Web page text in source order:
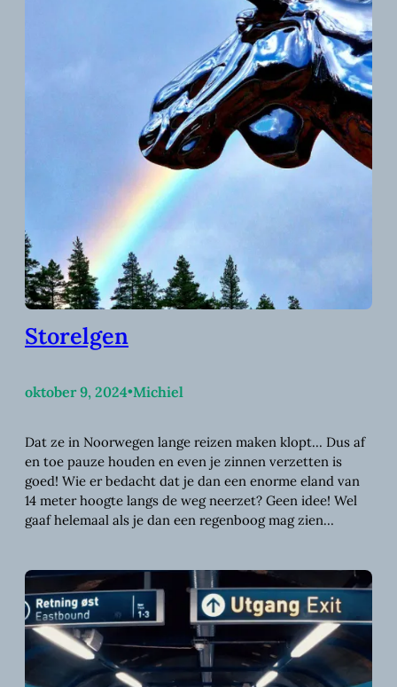
Storelgen
oktober 9, 2024•Michiel
Dat ze in Noorwegen lange reizen maken klopt… Dus af
en toe pauze houden en even je zinnen verzetten is
goed! Wie er bedacht dat je dan een enorme eland van
14 meter hoogte langs de weg neerzet? Geen idee! Wel
gaaf helemaal als je dan een regenboog mag zien…